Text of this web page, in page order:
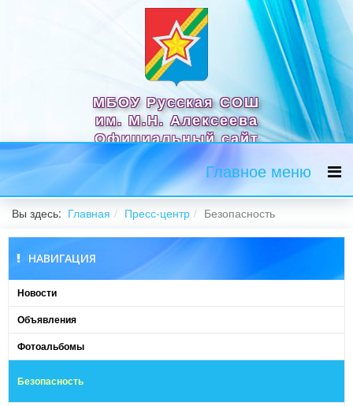
МБОУ Русская СОШ
им. М.Н. Алексеева
Официальный сайт
Главное меню
Вы здесь: Главная Пресс-центр Безопасность
НАВИГАЦИЯ
Новости
Объявления
Фотоальбомы
Безопасность